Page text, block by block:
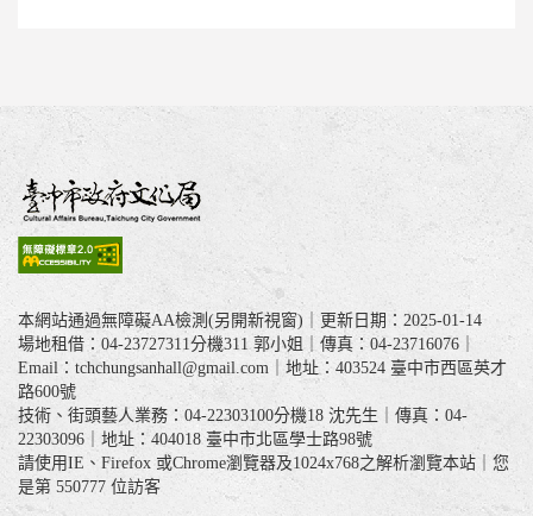
本網站通過無障礙AA檢測(另開新視窗)｜更新日期：2025-01-14
場地租借：04-23727311分機311 郭小姐｜傳真：04-23716076｜
Email：tchchungsanhall@gmail.com｜地址：403524 臺中市西區英才
路600號
技術、街頭藝人業務：04-22303100分機18 沈先生｜傳真：04-
22303096｜地址：404018 臺中市北區學士路98號
請使用IE、Firefox 或Chrome瀏覽器及1024x768之解析瀏覽本站｜您
是第 550777 位訪客